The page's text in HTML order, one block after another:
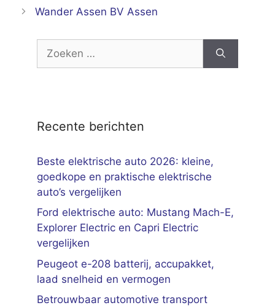
Wander Assen BV Assen
naar:
Recente berichten
Beste elektrische auto 2026: kleine,
goedkope en praktische elektrische
auto’s vergelijken
Ford elektrische auto: Mustang Mach-E,
Explorer Electric en Capri Electric
vergelijken
Peugeot e-208 batterij, accupakket,
laad snelheid en vermogen
Betrouwbaar automotive transport